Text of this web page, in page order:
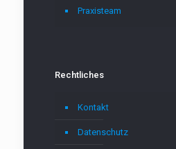
Praxisteam
Rechtliches
Kontakt
Datenschutz